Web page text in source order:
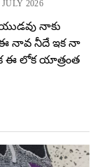
2026
నాకు
నావ నీదే ఇక నా
ఈ లోక యాత్రంత